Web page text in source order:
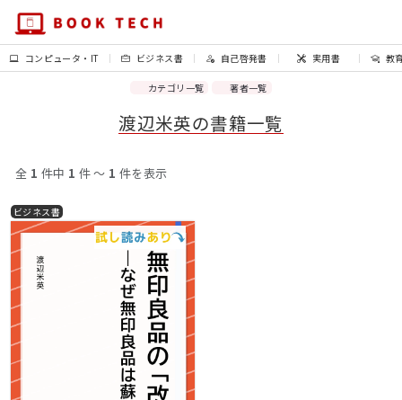
コンピュータ・IT ビジネス書 自己啓発書 実用書 教
カテゴリ一覧 著者一覧
渡辺米英の書籍一覧
全 1 件中 1 件 〜 1 件を表示
ビジネス書